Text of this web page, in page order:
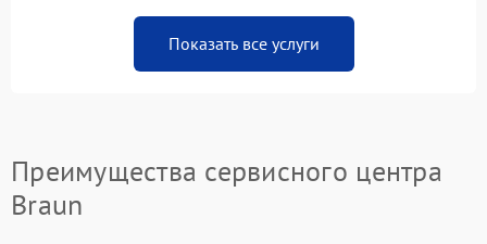
Показать все услуги
Преимущества сервисного центра
Braun